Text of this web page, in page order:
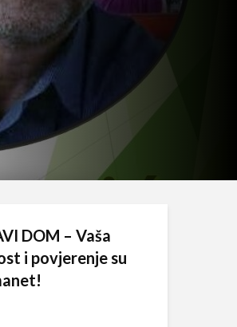
DOM – Vaša
i povjerenje su